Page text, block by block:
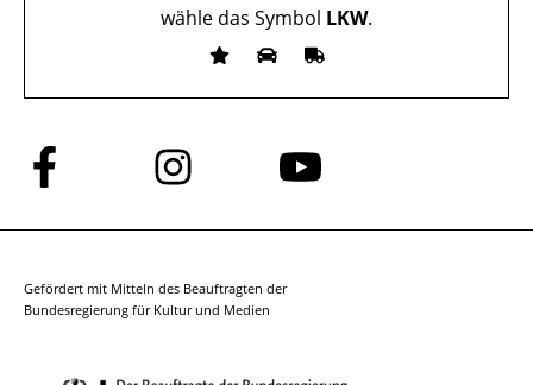
wähle das Symbol LKW.
Folge
uns
auf
Folge
uns
auf
Folge
auf
Gefördert mit Mitteln des Beauftragten der
Bundesregierung für Kultur und Medien